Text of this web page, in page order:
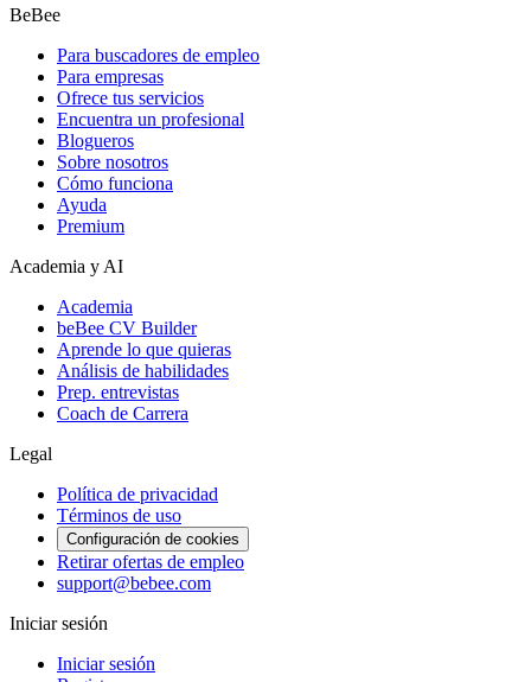
BeBee
Para buscadores de empleo
Para empresas
Ofrece tus servicios
Encuentra un profesional
Blogueros
Sobre nosotros
Cómo funciona
Ayuda
Premium
Academia y AI
Academia
beBee CV Builder
Aprende lo que quieras
Análisis de habilidades
Prep. entrevistas
Coach de Carrera
Legal
Política de privacidad
Términos de uso
Configuración de cookies
Retirar ofertas de empleo
support@bebee.com
Iniciar sesión
Iniciar sesión